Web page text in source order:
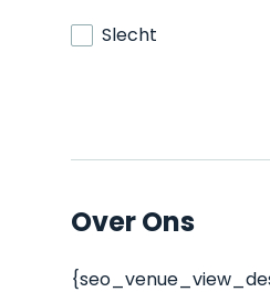
Slecht
Over Ons